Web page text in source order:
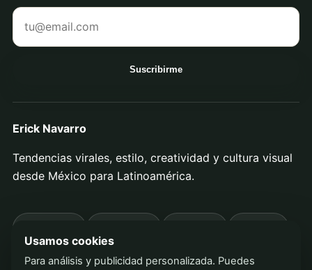
Tu correo electrónico
Suscribirme
Erick Navarro
Tendencias virales, estilo, creatividad y cultura visual
desde México para Latinoamérica.
Usamos cookies
Para análisis y publicidad personalizada. Puedes